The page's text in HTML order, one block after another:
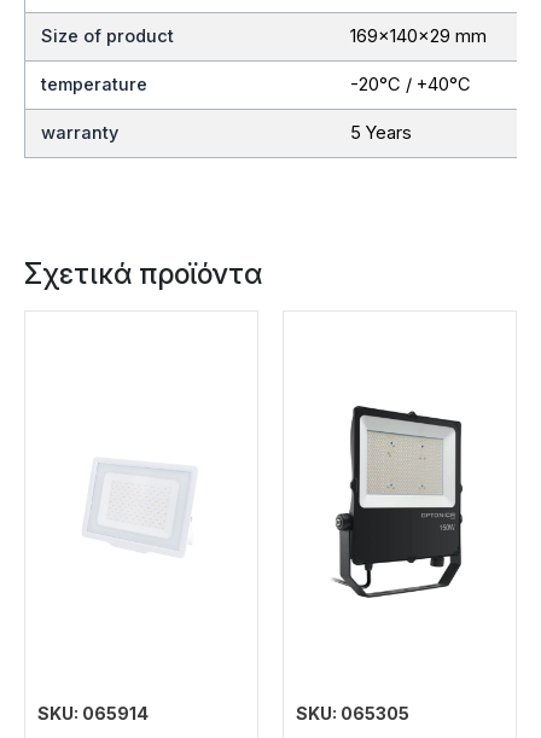
Size of product 169x140x29 mm
temperature -20°C / +40°C
warranty 5 Years
Σχετικά προϊόντα
SKU: 065914 SKU: 065305